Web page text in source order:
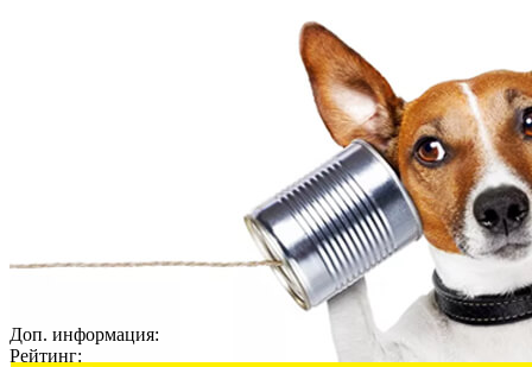
Доп. информация:
Рейтинг: